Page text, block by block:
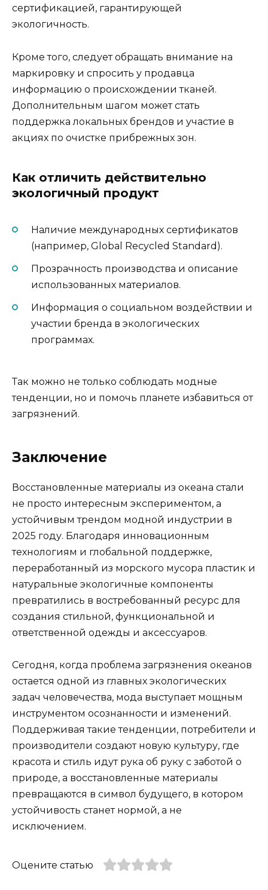
сертификацией, гарантирующей
экологичность.
Кроме того, следует обращать внимание на
маркировку и спросить у продавца
информацию о происхождении тканей.
Дополнительным шагом может стать
поддержка локальных брендов и участие в
акциях по очистке прибрежных зон.
Как отличить действительно
экологичный продукт
Наличие международных сертификатов
(например, Global Recycled Standard).
Прозрачность производства и описание
использованных материалов.
Информация о социальном воздействии и
участии бренда в экологических
программах.
Так можно не только соблюдать модные
тенденции, но и помочь планете избавиться от
загрязнений.
Заключение
Восстановленные материалы из океана стали
не просто интересным экспериментом, а
устойчивым трендом модной индустрии в
2025 году. Благодаря инновационным
технологиям и глобальной поддержке,
переработанный из морского мусора пластик и
натуральные экологичные компоненты
превратились в востребованный ресурс для
создания стильной, функциональной и
ответственной одежды и аксессуаров.
Сегодня, когда проблема загрязнения океанов
остается одной из главных экологических
задач человечества, мода выступает мощным
инструментом осознанности и изменений.
Поддерживая такие тенденции, потребители и
производители создают новую культуру, где
красота и стиль идут рука об руку с заботой о
природе, а восстановленные материалы
превращаются в символ будущего, в котором
устойчивость станет нормой, а не
исключением.
Оцените статью